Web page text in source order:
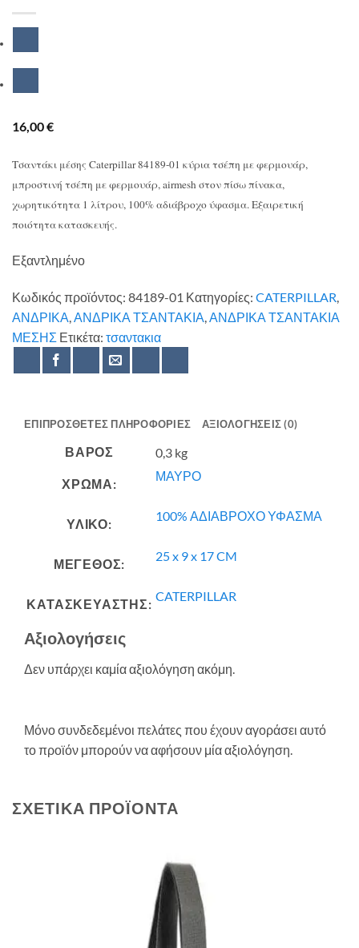
16,00€
Τσαντάκι μέσης Caterpillar 84189-01 κύρια τσέπη με φερμουάρ,
μπροστινή τσέπη με φερμουάρ, airmesh στον πίσω πίνακα,
χωρητικότητα 1 λίτρου, 100% αδιάβροχο ύφασμα. Εξαιρετική
ποιότητα κατασκευής.
Εξαντλημένο
Κωδικός προϊόντος: 84189-01 Κατηγορίες: CATERPILLAR
ΑΝΔΡΙΚΑ ΑΝΔΡΙΚΑ ΤΣΑΝΤΑΚΙΑ ΑΝΔΡΙΚΑ ΤΣΑΝΤΑΚΙΑ
ΜΕΣΗΣ Ετικέτα: τσαντακια
ΕΠΙΠΡΌΣΘΕΤΕΣ ΠΛΗΡΟΦΟΡΊΕΣ ΑΞΙΟΛΟΓΉΣΕΙΣ (0)
ΒΆΡΟΣ 0,3 kg
ΧΡΩΜΑ:
ΜΑΥΡΟ
ΥΛΙΚΟ:
100% ΑΔΙΑΒΡΟΧΟ ΥΦΑΣΜΑ
ΜΕΓΕΘΟΣ:
25 x 9 x 17 CM
ΚΑΤΑΣΚΕΥΑΣΤΗΣ:
CATERPILLAR
Αξιολογήσεις
Δεν υπάρχει καμία αξιολόγηση ακόμη.
Μόνο συνδεδεμένοι πελάτες που έχουν αγοράσει αυτό
το προϊόν μπορούν να αφήσουν μία αξιολόγηση.
ΣΧΕΤΙΚΆ ΠΡΟΪΌΝΤΑ